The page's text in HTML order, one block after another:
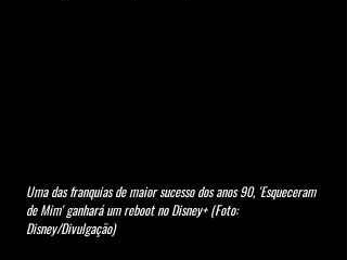
Uma das franquias de maior sucesso dos anos 90, 'Esqueceram
de Mim' ganhará um reboot no Disney+ (Foto:
Disney/Divulgação)